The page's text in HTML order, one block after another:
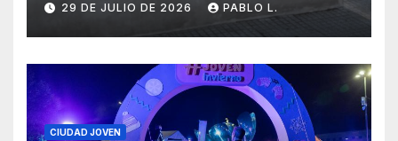
29 DE JULIO DE 2026 PABLO L.
CIUDAD JOVEN